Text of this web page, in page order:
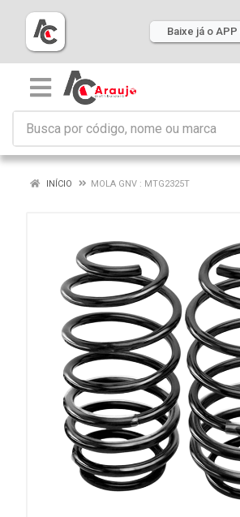
Baixe já o
INÍCIO MOLA GNV : MTG2325T